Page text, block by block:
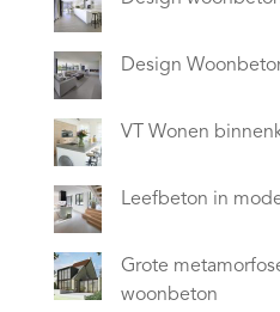
Design
VT Wonen
Leefbeton in
Grote
woonbeton